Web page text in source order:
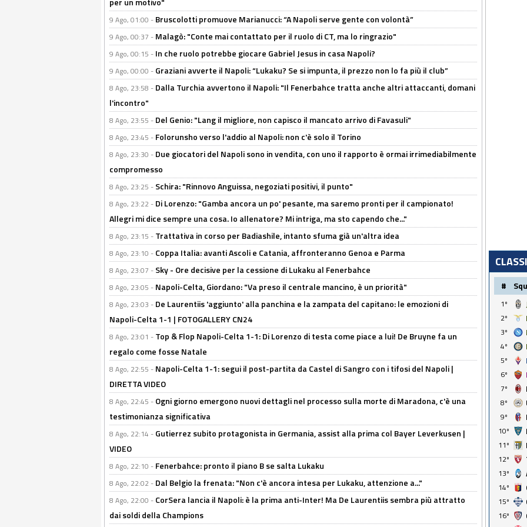
9 Ago, 01:00 - Bruscolotti promuove Marianucci: “A Napoli serve gente con volontà”
9 Ago, 00:37 - Malagò: "Conte mai contattato per il ruolo di CT, ma lo ringrazio"
9 Ago, 00:15 - In che ruolo potrebbe giocare Gabriel Jesus in casa Napoli?
9 Ago, 00:00 - Graziani avverte il Napoli: “Lukaku? Se si impunta, il prezzo non lo fa più il club”
8 Ago, 23:58 - Dalla Turchia avvertono il Napoli: "Il Fenerbahce tratta anche altri attaccanti, domani
l'incontro"
8 Ago, 23:55 - Del Genio: "Lang il migliore, non capisco il mancato arrivo di Favasuli"
8 Ago, 23:45 - Folorunsho verso l'addio al Napoli: non c'è solo il Torino
8 Ago, 23:30 - Due giocatori del Napoli sono in vendita, con uno il rapporto è ormai irrimediabilmente
compromesso
8 Ago, 23:25 - Schira: "Rinnovo Anguissa, negoziati positivi, il punto"
8 Ago, 23:22 - Di Lorenzo: "Gamba ancora un po' pesante, ma saremo pronti per il campionato!
Allegri mi dice sempre una cosa. Io allenatore? Mi intriga, ma sto capendo che..."
8 Ago, 23:15 - Trattativa in corso per Badiashile, intanto sfuma già un'altra idea
8 Ago, 23:10 - Coppa Italia: avanti Ascoli e Catania, affronteranno Genoa e Parma
8 Ago, 23:07 - Sky - Ore decisive per la cessione di Lukaku al Fenerbahce
8 Ago, 23:05 - Napoli-Celta, Giordano: "Va preso il centrale mancino, è un priorità"
8 Ago, 23:03 - De Laurentiis 'aggiunto' alla panchina e la zampata del capitano: le emozioni di
Napoli-Celta 1-1 | FOTOGALLERY CN24
8 Ago, 23:01 - Top & Flop Napoli-Celta 1-1: Di Lorenzo di testa come piace a lui! De Bruyne fa un
regalo come fosse Natale
8 Ago, 22:55 - Napoli-Celta 1-1: segui il post-partita da Castel di Sangro con i tifosi del Napoli |
DIRETTA VIDEO
8 Ago, 22:45 - Ogni giorno emergono nuovi dettagli nel processo sulla morte di Maradona, c'è una
testimonianza significativa
8 Ago, 22:14 - Gutierrez subito protagonista in Germania, assist alla prima col Bayer Leverkusen |
VIDEO
8 Ago, 22:10 - Fenerbahce: pronto il piano B se salta Lukaku
8 Ago, 22:02 - Dal Belgio la frenata: "Non c'è ancora intesa per Lukaku, attenzione a..."
8 Ago, 22:00 - CorSera lancia il Napoli: è la prima anti-Inter! Ma De Laurentiis sembra più attratto
dai soldi della Champions
#
1º
2º
3º
4º
5º
6º
7º
8º
9º
10º
11º
12º
13º
14º
15º
16º